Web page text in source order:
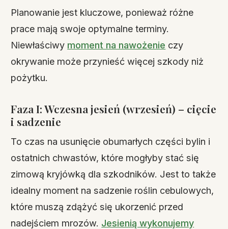
Planowanie jest kluczowe, ponieważ różne
prace mają swoje optymalne terminy.
Niewłaściwy moment na nawożenie czy
okrywanie może przynieść więcej szkody niż
pożytku.
Faza I: Wczesna jesień (wrzesień) – cięcie
i sadzenie
To czas na usunięcie obumarłych części bylin i
ostatnich chwastów, które mogłyby stać się
zimową kryjówką dla szkodników. Jest to także
idealny moment na sadzenie roślin cebulowych,
które muszą zdążyć się ukorzenić przed
nadejściem mrozów. Jesienią wykonujemy